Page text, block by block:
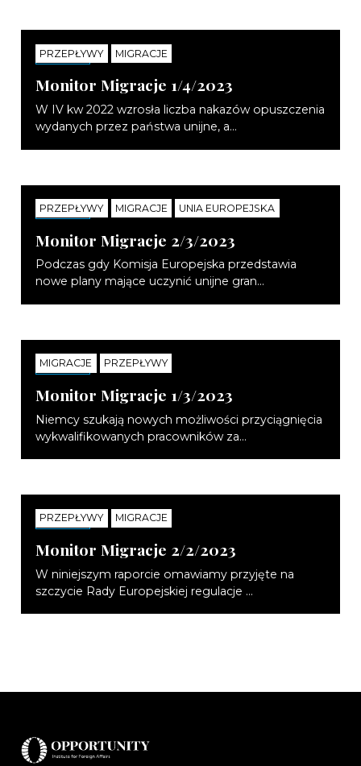
PRZEPŁYWY MIGRACJE
NOTATKI
Monitor Migracje 1/4/2023
W IV kw 2022 wzrosła liczba nakazów opuszczenia
wydanych przez państwa unijne, a...
PRZEPŁYWY MIGRACJE UNIA EUROPEJSKA
NOTATKI
Monitor Migracje 2/3/2023
Podczas gdy Komisja Europejska przedstawia
nowe plany mające uczynić unijne gran...
MIGRACJE PRZEPŁYWY
NOTATKI
Monitor Migracje 1/3/2023
Niemcy szukają nowych możliwości przyciągnięcia
wykwalifikowanych pracowników za...
PRZEPŁYWY MIGRACJE
NOTATKI
Monitor Migracje 2/2/2023
W niniejszym raporcie omawiamy przyjęte na
szczycie Rady Europejskiej regulacje ...